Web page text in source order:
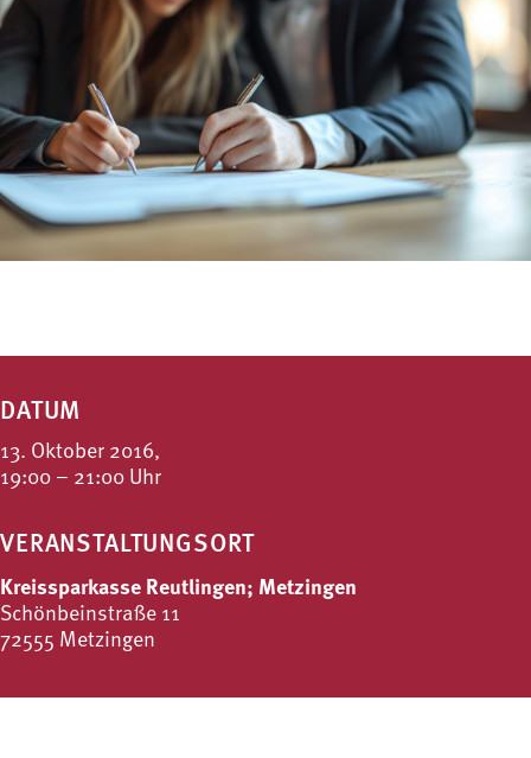
DATUM
13. Oktober 2016,
19:00 – 21:00 Uhr
VERANSTALTUNGSORT
Kreissparkasse Reutlingen; Metzingen
Schönbeinstraße 11
72555 Metzingen